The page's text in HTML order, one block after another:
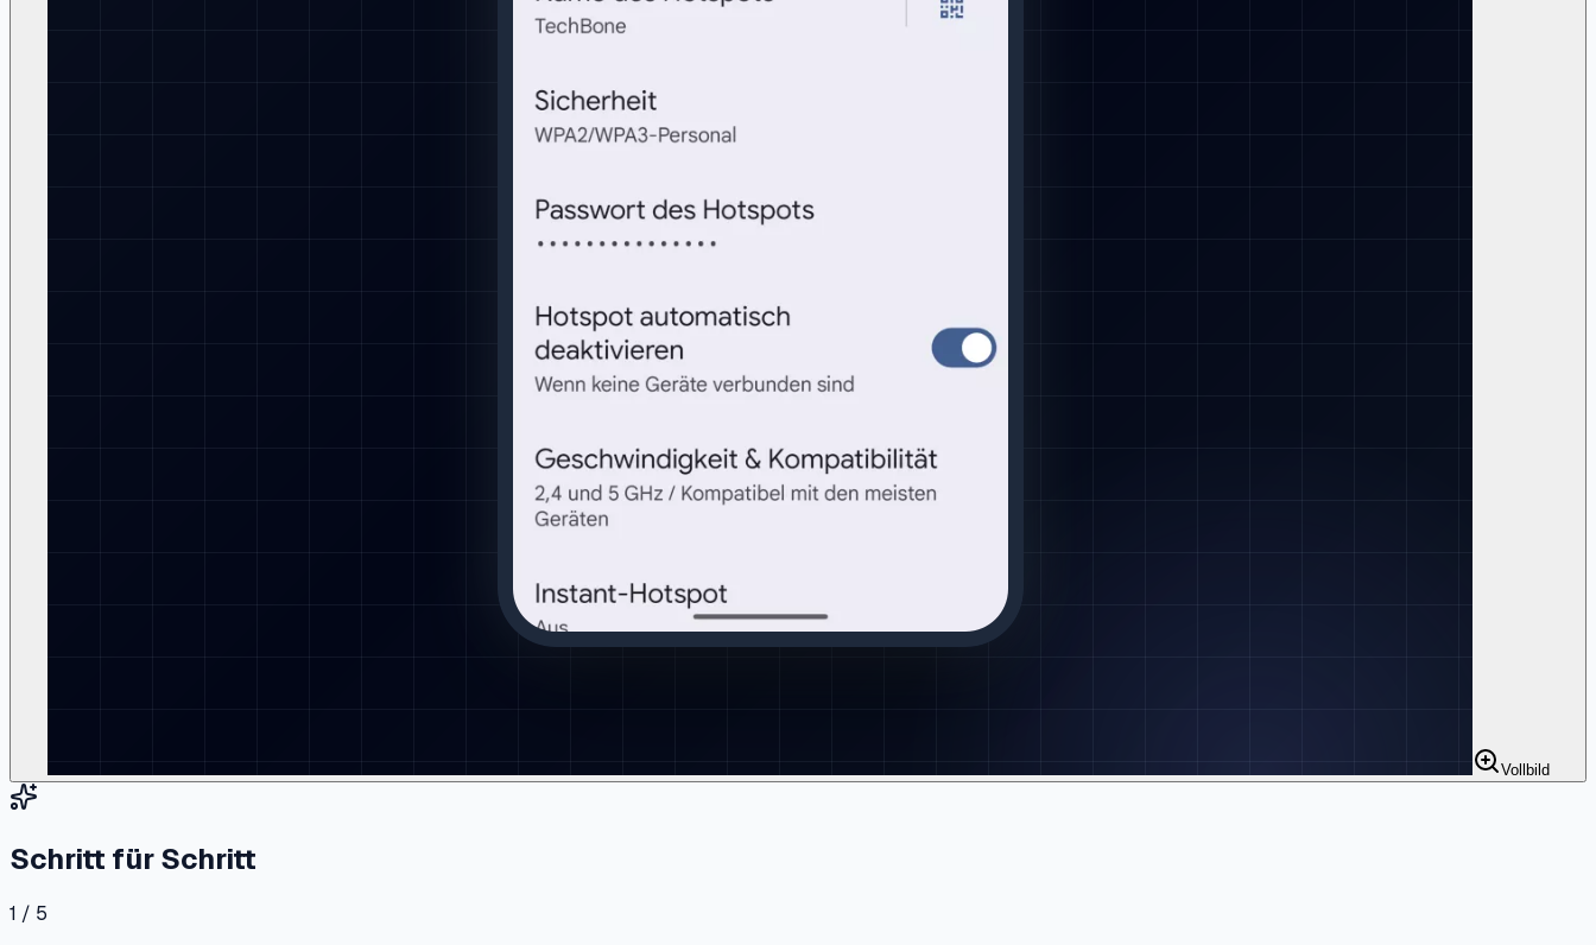
Vollbild
Schritt für Schritt
1 / 5